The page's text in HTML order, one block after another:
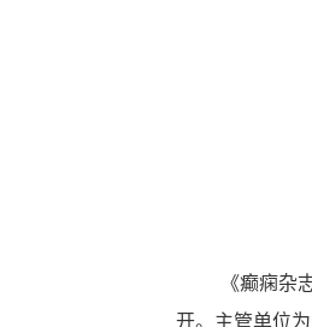
《癫痫杂
开。主管单位